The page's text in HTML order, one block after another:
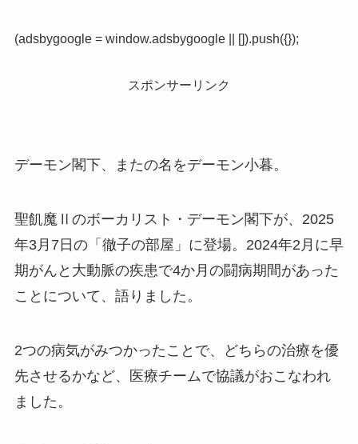
(adsbygoogle = window.adsbygoogle || []).push({});
スポンサーリンク
デーモン閣下、またの名をデーモン小暮。
聖飢魔Ⅱのボーカリスト・デーモン閣下が、2025
年3月7日の「徹子の部屋」に登場。2024年2月に早
期がんと大動脈の疾患で4か月の闘病期間があった
ことについて、語りました。
2つの病気がみつかったことで、どちらの治療を優
先させるかなど、医療チームで協議がおこなわれ
ました。